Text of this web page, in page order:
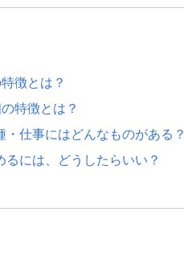
徴とは？
特徴とは？
仕事にはどんなものがある？
には、どうしたらいい？